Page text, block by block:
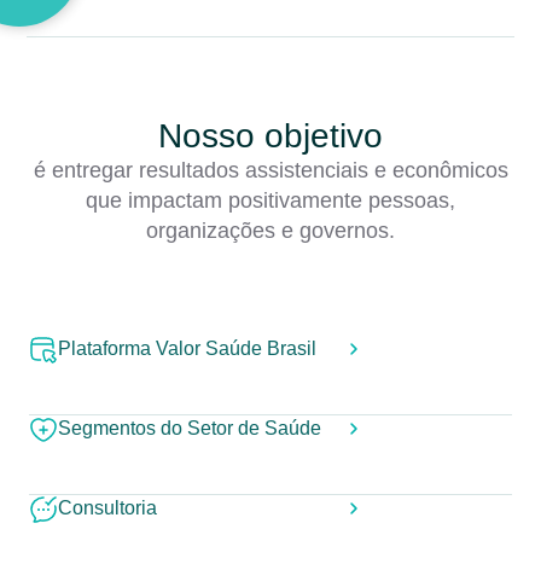
Nosso objetivo
é entregar resultados assistenciais e econômicos
que impactam positivamente pessoas,
organizações e governos.
Plataforma Valor Saúde Brasil
Segmentos do Setor de Saúde
Consultoria